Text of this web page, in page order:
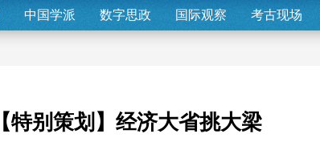
中国学派 数字思政 国际观察 考古现场
【特别策划】经济大省挑大梁